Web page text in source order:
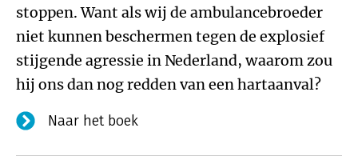
stoppen. Want als wij de ambulancebroeder
niet kunnen beschermen tegen de explosief
stijgende agressie in Nederland, waarom zou
hij ons dan nog redden van een hartaanval?
Naar het boek